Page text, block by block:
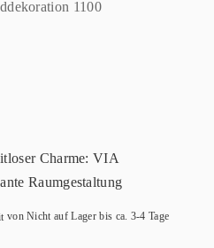
Charme: VIA
Raumgestaltung
von Nicht auf Lager bis ca. 3-4 Tage